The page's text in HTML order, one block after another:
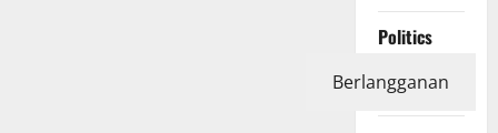
Politics
Polri
Berlangganan